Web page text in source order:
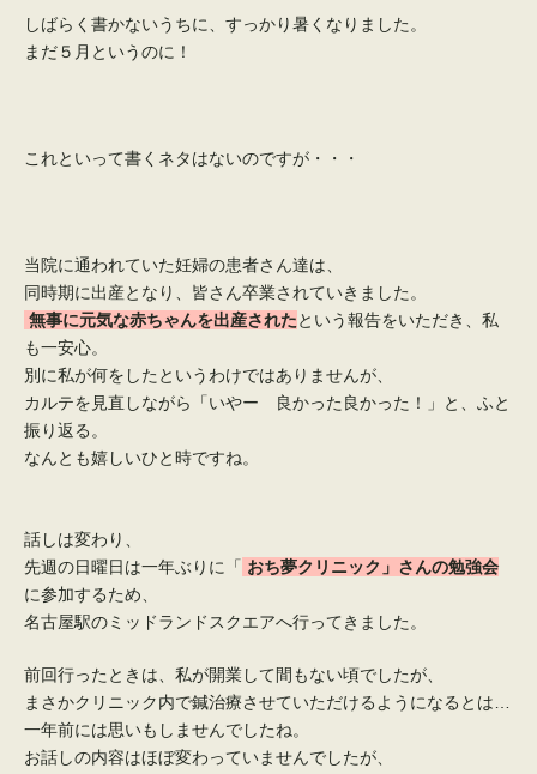
しばらく書かないうちに、すっかり暑くなりました。
まだ５月というのに！
これといって書くネタはないのですが・・・
当院に通われていた妊婦の患者さん達は、
同時期に出産となり、皆さん卒業されていきました。
無事に元気な赤ちゃんを出産されたという報告をいただき、私
も一安心。
別に私が何をしたというわけではありませんが、
カルテを見直しながら「いやー 良かった良かった！」と、ふと
振り返る。
なんとも嬉しいひと時ですね。
話しは変わり、
先週の日曜日は一年ぶりに「 おち夢クリニック」さんの勉強会
に参加するため、
名古屋駅のミッドランドスクエアへ行ってきました。
前回行ったときは、私が開業して間もない頃でしたが、
まさかクリニック内で鍼治療させていただけるようになるとは…
一年前には思いもしませんでしたね。
お話しの内容はほぼ変わっていませんでしたが、